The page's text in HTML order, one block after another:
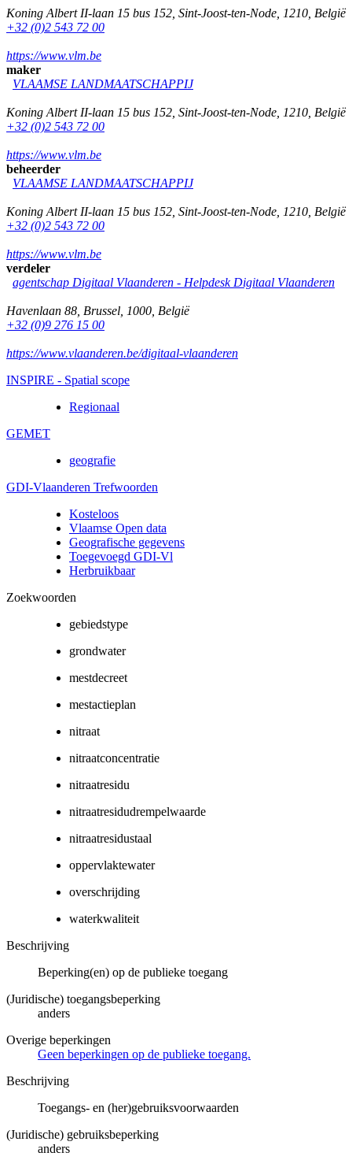
Koning Albert II-laan 15 bus 152 Sint-Joost-ten-Node 1210 België
+32 (0)2 543 72 00
https://www.vlm.be
maker
VLAAMSE LANDMAATSCHAPPIJ
Koning Albert II-laan 15 bus 152 Sint-Joost-ten-Node 1210 België
+32 (0)2 543 72 00
https://www.vlm.be
beheerder
VLAAMSE LANDMAATSCHAPPIJ
Koning Albert II-laan 15 bus 152 Sint-Joost-ten-Node 1210 België
+32 (0)2 543 72 00
https://www.vlm.be
verdeler
agentschap Digitaal Vlaanderen - Helpdesk Digitaal Vlaanderen
Havenlaan 88 Brussel 1000 België
+32 (0)9 276 15 00
https://www.vlaanderen.be/digitaal-vlaanderen
INSPIRE - Spatial scope
Regionaal
GEMET
geografie
GDI-Vlaanderen Trefwoorden
Kosteloos
Vlaamse Open data
Geografische gegevens
Toegevoegd GDI-Vl
Herbruikbaar
Zoekwoorden
gebiedstype
grondwater
mestdecreet
mestactieplan
nitraat
nitraatconcentratie
nitraatresidu
nitraatresidudrempelwaarde
nitraatresidustaal
oppervlaktewater
overschrijding
waterkwaliteit
Beschrijving
Beperking(en) op de publieke toegang
(Juridische) toegangsbeperking
anders
Overige beperkingen
Geen beperkingen op de publieke toegang.
Beschrijving
Toegangs- en (her)gebruiksvoorwaarden
(Juridische) gebruiksbeperking
anders